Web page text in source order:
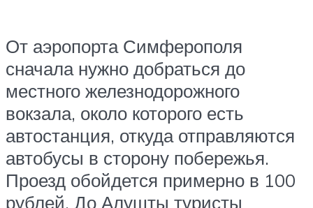
От аэропорта Симферополя
сначала нужно добраться до
местного железнодорожного
вокзала, около которого есть
автостанция, откуда отправляются
автобусы в сторону побережья.
Проезд обойдется примерно в 100
рублей. До Алушты туристы